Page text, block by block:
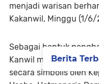
menjadi warisan
Kakanwil, Minggu (1/6/
Sebagai bentuk
Kanwil menyerahkan
secara simbolis oleh
Berita